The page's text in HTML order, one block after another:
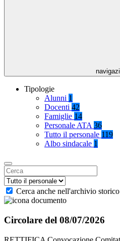
Tipologie
Alunni 1
Docenti 42
Famiglie 14
Personale ATA 36
Tutto il personale 119
Albo sindacale 1
Cerca anche nell'archivio storico
Circolare del 08/07/2026